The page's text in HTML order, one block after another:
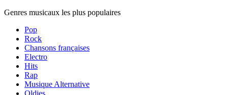
Genres musicaux les plus populaires
Pop
Rock
Chansons françaises
Electro
Hits
Rap
Musique Alternative